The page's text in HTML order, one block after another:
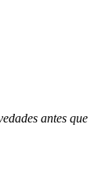
antes que